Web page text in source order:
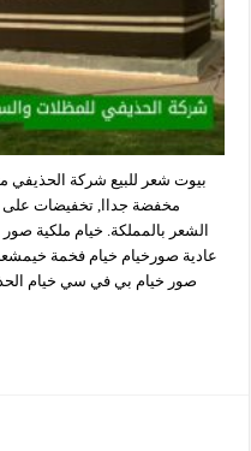
بيوت شعر للبيع شركة الحذيفي
مخفضة جداا, تخفيضات على
الشعر بالمملكة. خيام ملكية
عادية صورخيام خيام فخمة
صور خيام بي في سي خيام